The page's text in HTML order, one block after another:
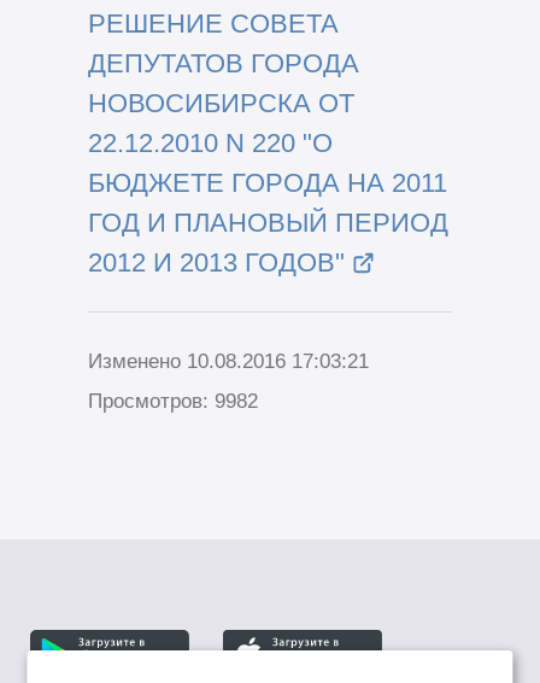
РЕШЕНИЕ СОВЕТА
ДЕПУТАТОВ ГОРОДА
НОВОСИБИРСКА ОТ
22.12.2010 N 220 "О
БЮДЖЕТЕ ГОРОДА НА 2011
ГОД И ПЛАНОВЫЙ ПЕРИОД
2012 И 2013 ГОДОВ"
Изменено 10.08.2016 17:03:21
Просмотров: 9982